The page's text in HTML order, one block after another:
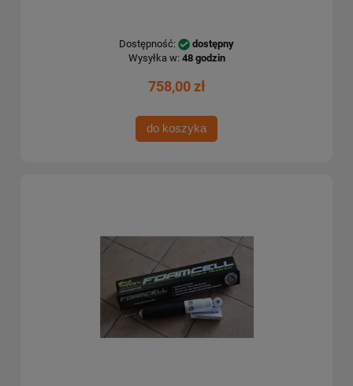
Dostępność:
dostępny
Wysyłka w: 48 godzin
758,00 zł
do koszyka